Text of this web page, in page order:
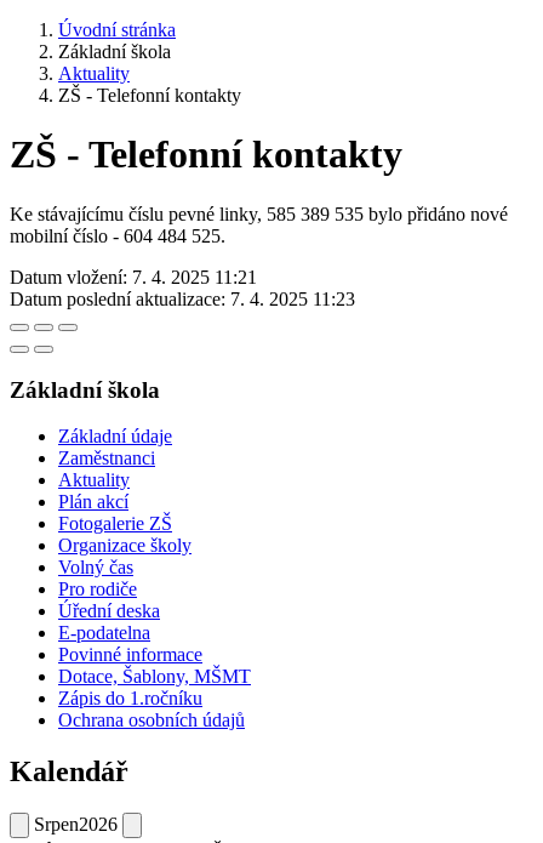
Úvodní stránka
Základní škola
Aktuality
ZŠ - Telefonní kontakty
ZŠ - Telefonní kontakty
Ke stávajícímu číslu pevné linky, 585 389 535 bylo přidáno nové
mobilní číslo - 604 484 525.
Datum vložení: 7. 4. 2025 11:21
Datum poslední aktualizace: 7. 4. 2025 11:23
Základní škola
Základní údaje
Zaměstnanci
Aktuality
Plán akcí
Fotogalerie ZŠ
Organizace školy
Volný čas
Pro rodiče
Úřední deska
E-podatelna
Povinné informace
Dotace, Šablony, MŠMT
Zápis do 1.ročníku
Ochrana osobních údajů
Kalendář
Srpen2026